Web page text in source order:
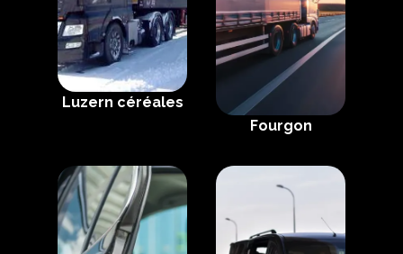
Luzern céréales
Fourgon